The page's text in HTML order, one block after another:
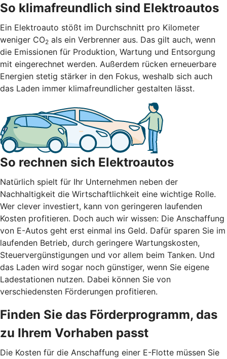
So klimafreundlich sind Elektroautos
Ein Elektroauto stößt im Durchschnitt pro Kilometer
weniger CO2 als ein Verbrenner aus. Das gilt auch, wenn
die Emissionen für Produktion, Wartung und Entsorgung
mit eingerechnet werden. Außerdem rücken erneuerbare
Energien stetig stärker in den Fokus, weshalb sich auch
das Laden immer klimafreundlicher gestalten lässt.
So rechnen sich Elektroautos
Natürlich spielt für Ihr Unternehmen neben der
Nachhaltigkeit die Wirtschaftlichkeit eine wichtige Rolle.
Wer clever investiert, kann von geringeren laufenden
Kosten profitieren. Doch auch wir wissen: Die Anschaffung
von E-Autos geht erst einmal ins Geld. Dafür sparen Sie im
laufenden Betrieb, durch geringere Wartungskosten,
Steuervergünstigungen und vor allem beim Tanken. Und
das Laden wird sogar noch günstiger, wenn Sie eigene
Ladestationen nutzen. Dabei können Sie von
verschiedensten Förderungen profitieren.
Finden Sie das Förderprogramm, das
zu Ihrem Vorhaben passt
Die Kosten für die Anschaffung einer E-Flotte müssen Sie